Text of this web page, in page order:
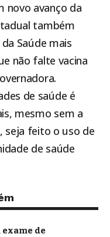
novo avanço da
também
Saúde mais
não falte vacina
de saúde é
mesmo sem a
seja feito o uso de
de saúde
de